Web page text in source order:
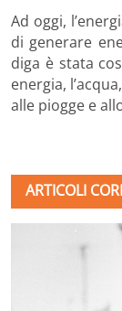
Ad oggi,
di generare
diga è stata
energia,
alle piogge e
ARTICOLI